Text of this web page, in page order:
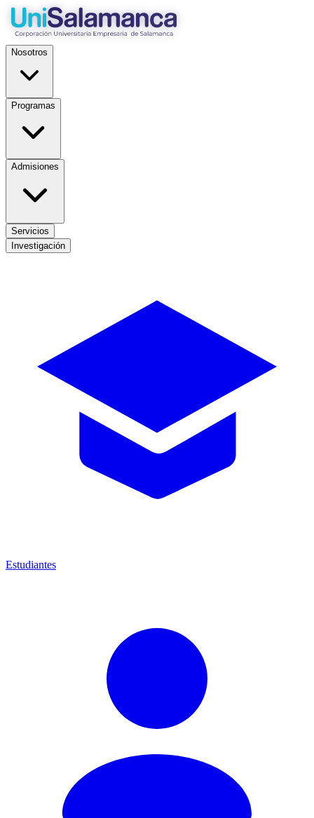
Nosotros
Programas
Admisiones
Servicios
Investigación
Estudiantes